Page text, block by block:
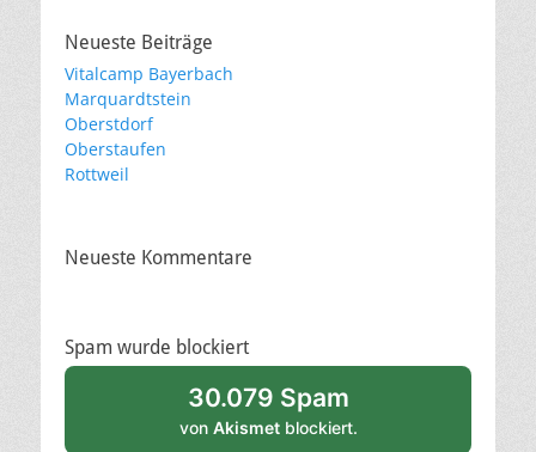
Neueste Beiträge
Vitalcamp Bayerbach
Marquardtstein
Oberstdorf
Oberstaufen
Rottweil
Neueste Kommentare
Spam wurde blockiert
30.079 Spam
von Akismetblockiert.